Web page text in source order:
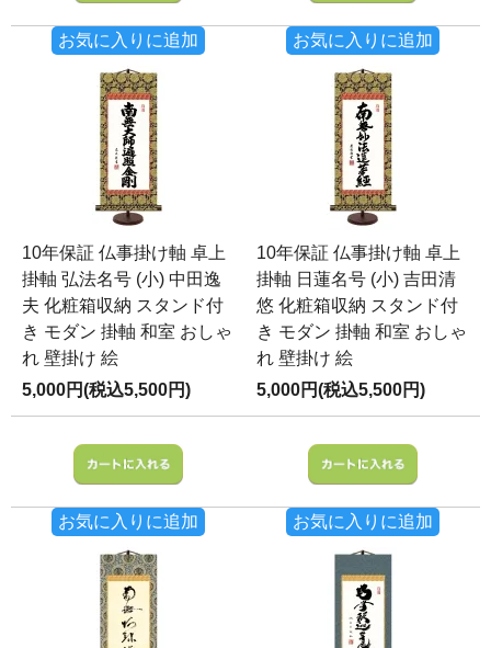
お気に入りに追加 お気に入りに追加
10年保証 仏事掛け軸 卓上
掛軸 弘法名号 (小) 中田逸
夫 化粧箱収納 スタンド付
き モダン 掛軸 和室 おしゃ
れ 壁掛け 絵
5,000円(税込5,500円)
お気に入りに追加
10年保証 仏事掛け軸 卓上
掛軸 日蓮名号 (小) 吉田清
悠 化粧箱収納 スタンド付
き モダン 掛軸 和室 おしゃ
れ 壁掛け 絵
5,000円(税込5,500円)
お気に入りに追加